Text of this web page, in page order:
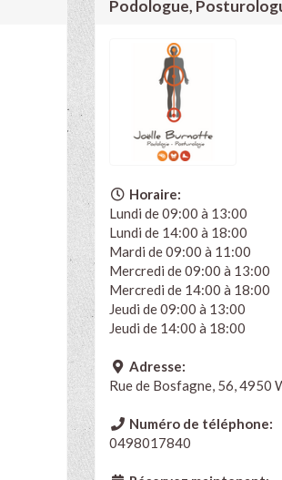
Podologue,
Horaire:
Lundi de 09:00 à 13:00
Lundi de 14:00 à 18:00
Mardi de 09:00 à 11:00
Mercredi de 09:00 à 13:00
Mercredi de 14:00 à 18:00
Jeudi de 09:00 à 13:00
Jeudi de 14:00 à 18:00
Adresse:
Rue de Bosfagne, 56, 4950
Numéro de téléphone:
0498017840